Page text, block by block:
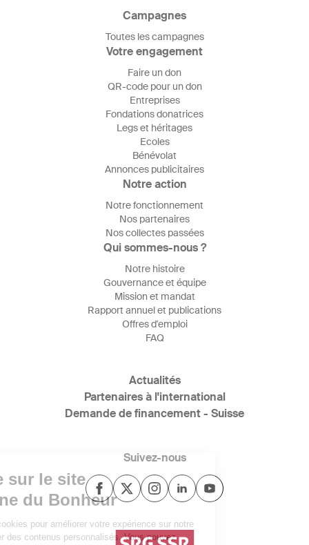
Campagnes
Toutes les campagnes
Votre engagement
Faire un don
QR-code pour un don
Entreprises
Fondations donatrices
Legs et héritages
Ecoles
Bénévolat
Annonces publicitaires
Notre action
Notre fonctionnement
Nos partenaires
Nos collectes passées
Qui sommes-nous ?
Notre histoire
Gouvernance et équipe
Mission et mandat
Rapport annuel et publications
Offres d'emploi
FAQ
Actualités
Partenaires à l'international
Demande de financement - Suisse
Suivez-nous